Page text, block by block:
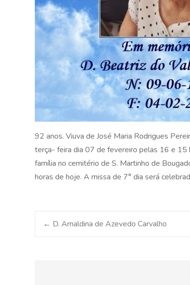
92 anos. Viuva de José Maria Rodrigues
terça- feira dia 07 de fevereiro pelas 16 e 15
família no cemitério de S. Martinho de
horas de hoje. A missa de 7° dia será
Post
← D. Arnaldina de Azevedo Carvalho